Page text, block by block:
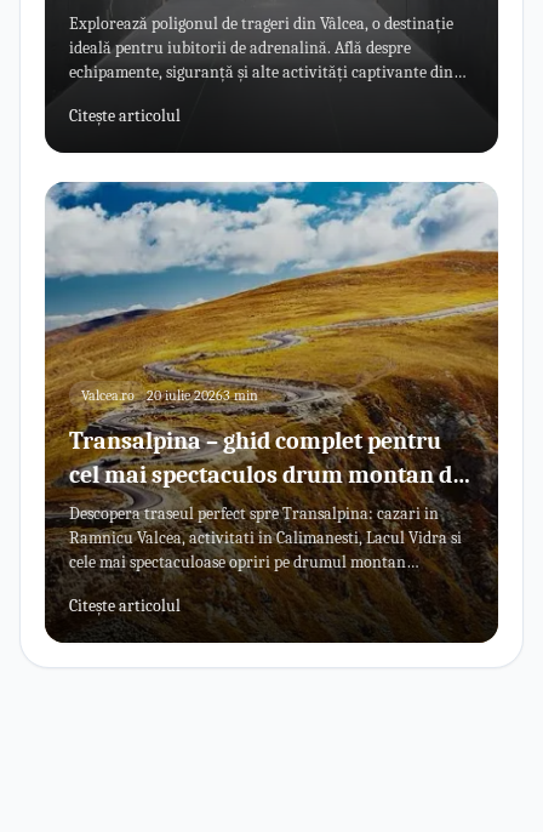
Activitățile Extreme
Explorează poligonul de trageri din Vâlcea, o destinație
ideală pentru iubitorii de adrenalină. Află despre
echipamente, siguranță și alte activități captivante din
Citește articolul
Valcea.ro 20 iulie 20263 min
Transalpina – ghid complet pentru
cel mai spectaculos drum montan din
Romania
Descopera traseul perfect spre Transalpina: cazari in
Ramnicu Valcea, activitati in Calimanesti, Lacul Vidra si
cele mai spectaculoase opriri pe drumul montan
Transalpina.
Citește articolul